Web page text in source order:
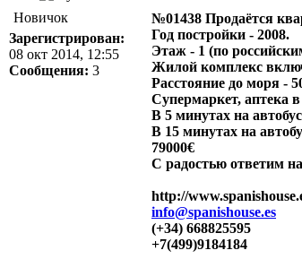
Новичок
Зарегистрирован:
08 окт 2014, 12:55
Сообщения: 3
№01438 Продаётся
Год постройки - 2008.
Этаж - 1 (по
Жилой комплекс
Расстояние до моря -
Супермаркет, аптека
В 5 минутах на
В 15 минутах на
79000€
С радостью ответим
http://
info@spanishouse.es
(+34) 668825595
+7(499)9184184